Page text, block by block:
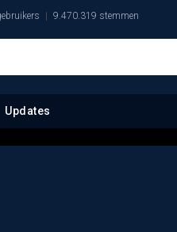
9.470.319 stemmen
Updates